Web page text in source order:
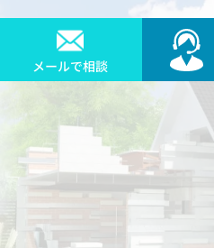
メールで相談